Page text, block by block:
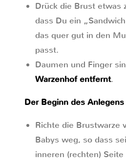
Drück die Brust etwas
dass Du ein
das quer gut in den
passt.
Daumen und Finger
Warzenhof entfernt.
Der Beginn des Anlegens
Richte die Brustwarze
Babys weg, so dass
inneren (rechten)